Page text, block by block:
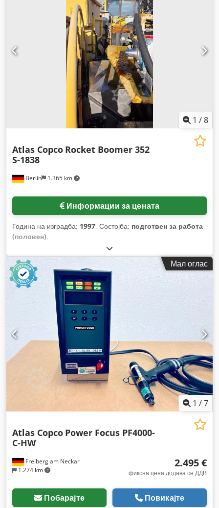
1 /8
Berlin 1.365 km
Atlas Copco Rocket Boomer 352
S-1838
Информации за цената
Година на изградба: 1997, Состојба: подготвен за работа
(половен),
Мал оглас
1 /7
Freiberg am Neckar
1.274 km
Atlas Copco Power Focus PF4000-
C-HW
2.495 €
фиксна цена додава се ДДВ
Побарајте Повикајте